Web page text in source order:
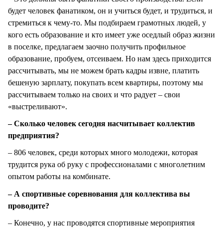
будет человек фанатиком, он и учиться будет, и трудиться, и
стремиться к чему-то. Мы подбираем грамотных людей, у
кого есть образование и кто имеет уже оседлый образ жизни
в поселке, предлагаем заочно получить профильное
образование, пробуем, отсеиваем. Но нам здесь приходится
рассчитывать, мы не можем брать кадры извне, платить
бешеную зарплату, покупать всем квартиры, поэтому мы
рассчитываем только на своих и что радует – свои
«выстреливают».
– Сколько человек сегодня насчитывает коллектив
предприятия?
– 806 человек, среди которых много молодежи, которая
трудится рука об руку с профессионалами с многолетним
опытом работы на комбинате.
– А спортивные соревнования для коллектива вы
проводите?
– Конечно, у нас проводятся спортивные мероприятия